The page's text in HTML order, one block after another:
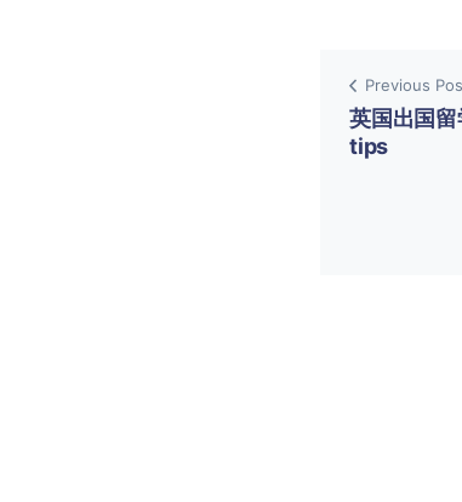
Previous
英国出国留
tips